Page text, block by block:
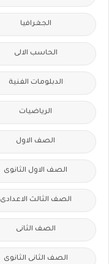
الجغرافيا
الحاسب الالى
الدبلومات الفنية
الرياضيات
الصف الاول
الصف الاول الثانوى
الصف الثالث الاعدادى
الصف الثانى
الصف الثانى الثانوى